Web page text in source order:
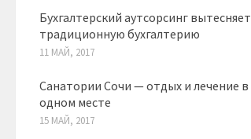
Бухгалтерский аутсорсинг вытесняет
традиционную бухгалтерию
11 МАЙ, 2017
Санатории Сочи — отдых и лечение в
одном месте
15 МАЙ, 2017